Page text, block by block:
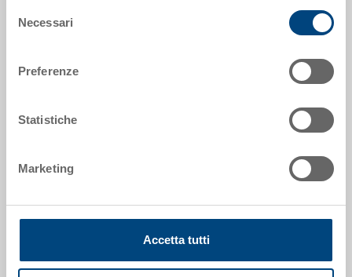
delNecessari
Preferenze
Statistiche
Marketing
Accetta tutti
Codice
Dimensioni esterne: